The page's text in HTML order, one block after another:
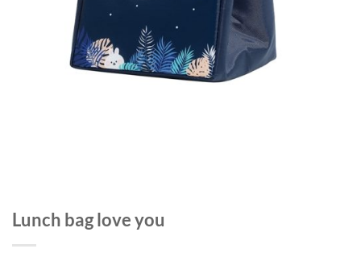
Lunch bag love you